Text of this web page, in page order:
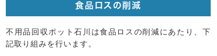
食品ロスの削減
不用品回収ポット石川は食品ロスの削減にあたり、下
記取り組みを行います。